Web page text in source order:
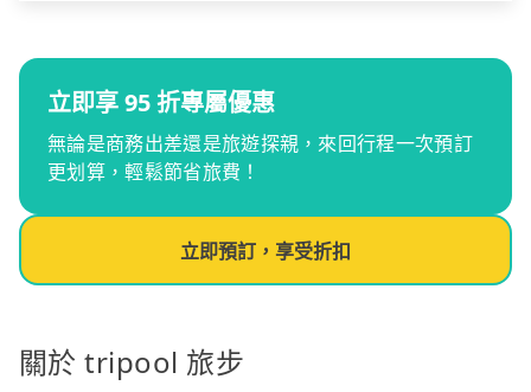
立即享 95 折專屬優惠
無論是商務出差還是旅遊探親，來回行程一次預訂
更划算，輕鬆節省旅費！
立即預訂，享受折扣
關於 tripool 旅步